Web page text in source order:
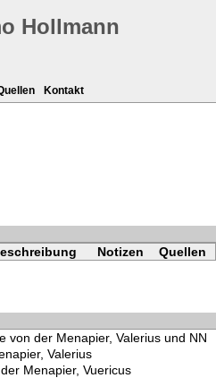
Hollmann
Kontakt
Notizen
Quellen
von der Menapier, Valerius und NN
Valerius
der Menapier, Vuericus